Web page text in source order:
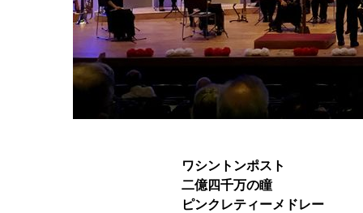
ワシントンポスト
二億四千万の瞳
ピンクレティーメドレー